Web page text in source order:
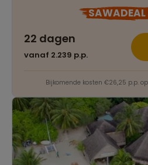
22 dagen
vanaf 2.239 p.p.
Bijkomende kosten €26,25 p.p.